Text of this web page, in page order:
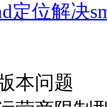
定位解决
本问题